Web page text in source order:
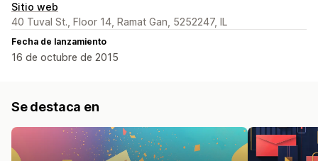
Sitio web
40 Tuval St., Floor 14, Ramat Gan, 5252247, IL
Fecha de lanzamiento
16 de octubre de 2015
Se destaca en